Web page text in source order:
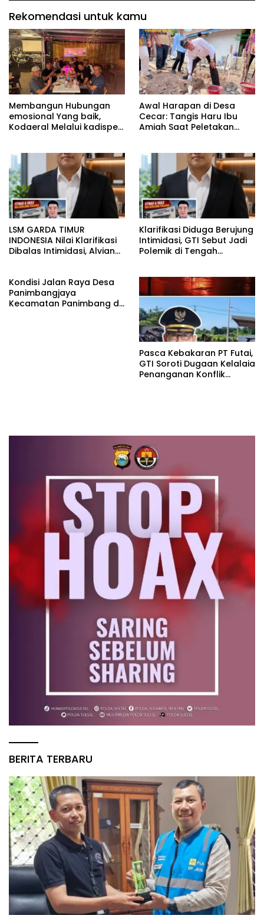
Rekomendasi untuk kamu
Membangun Hubungan
emosional Yang baik,
Kodaeral Melalui kadispen
tidak harus resmi Dengan
suasana Santai lebih
Dekat Dan Harmonis.
Awal Harapan di Desa
Cecar: Tangis Haru Ibu
Amiah Saat Peletakan
LSM GARDA TIMUR
INDONESIA Nilai Klarifikasi
Dibalas Intimidasi, Alvian
KUHAP pasal 108 ayat 1
Klarifikasi Diduga Berujung
Intimidasi, GTI Sebut Jadi
Polemik di Tengah
Kondisi Jalan Raya Desa
Panimbangjaya
Kecamatan Panimbang di
Pasca Kebakaran PT Futai,
GTI Soroti Dugaan Kelalaia
Penanganan Konflik
BERITA TERBARU